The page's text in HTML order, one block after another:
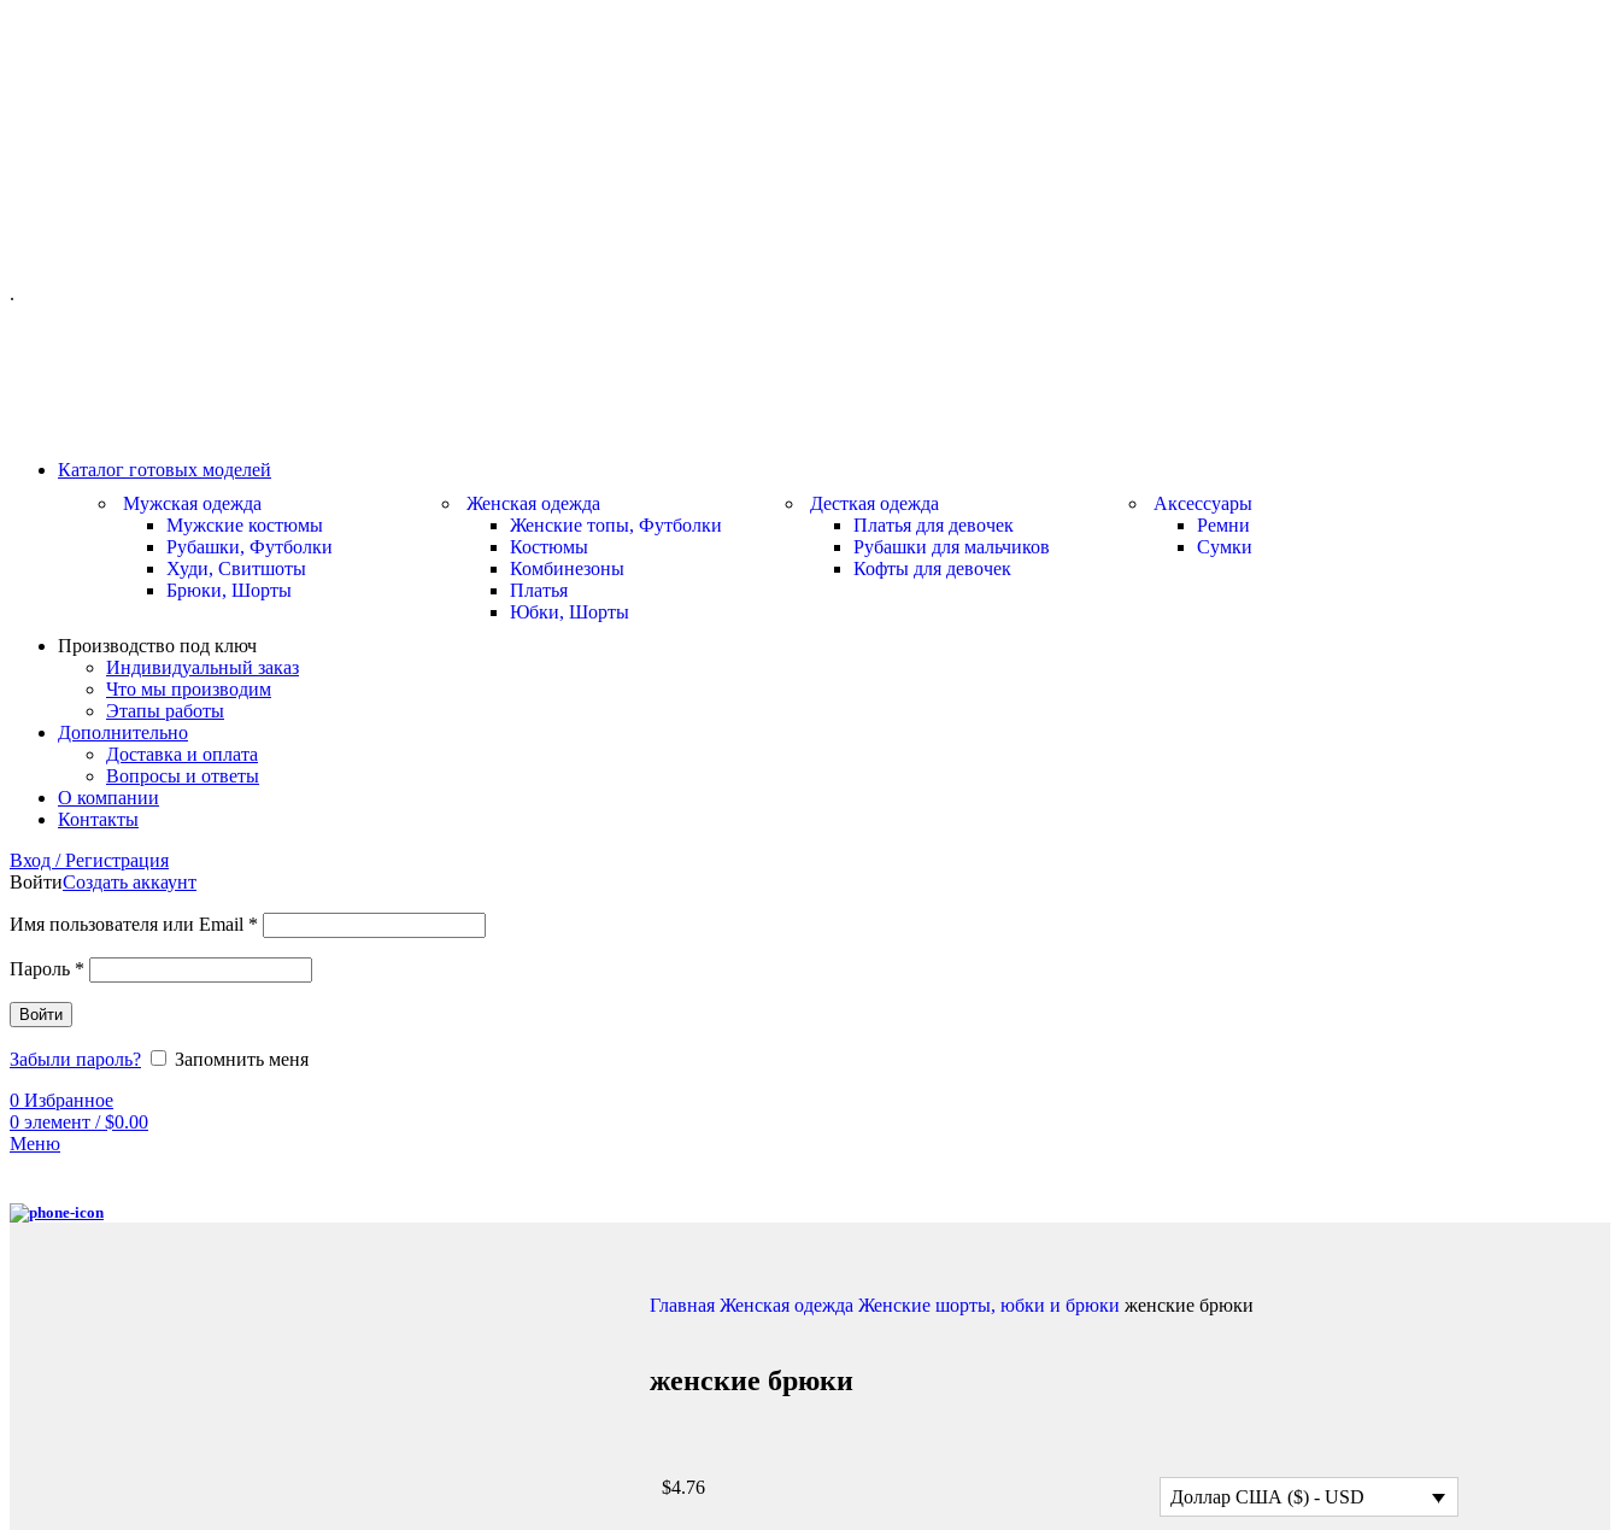
.
Каталог готовых моделей
Мужская одежда
Мужские костюмы
Рубашки, Футболки
Худи, Свитшоты
Брюки, Шорты
Женская одежда
Женские топы, Футболки
Костюмы
Комбинезоны
Платья
Юбки, Шорты
Десткая одежда
Платья для девочек
Рубашки для мальчиков
Кофты для девочек
Аксессуары
Ремни
Сумки
Производство под ключ
Индивидуальный заказ
Что мы производим
Этапы работы
Дополнительно
Доставка и оплата
Вопросы и ответы
О компании
Контакты
Вход / Регистрация
ВойтиСоздать аккаунт
Имя пользователя или Email *
Пароль *
Войти
Забыли пароль?
Запомнить меня
0 Избранное
0 элемент / $0.00
Меню
ГлавнаяЖенская одеждаЖенские шорты, юбки и брюкиженские брюки
женские брюки
$4.76 Доллар США ($) - USD